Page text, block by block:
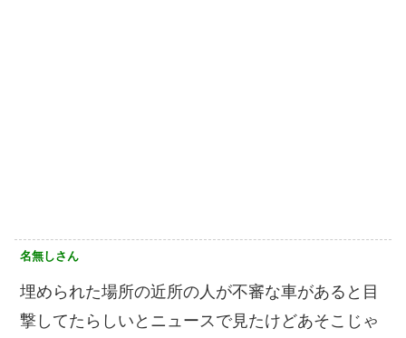
名無しさん
埋められた場所の近所の人が不審な車があると目
撃してたらしいとニュースで見たけどあそこじゃ